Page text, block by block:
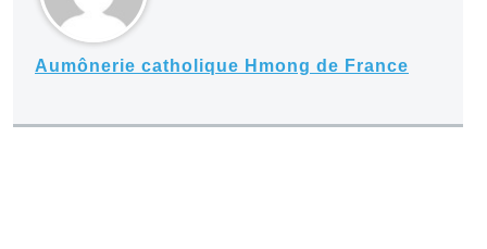
Aumônerie catholique Hmong de France